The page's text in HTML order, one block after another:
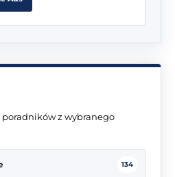
z wybranego
134